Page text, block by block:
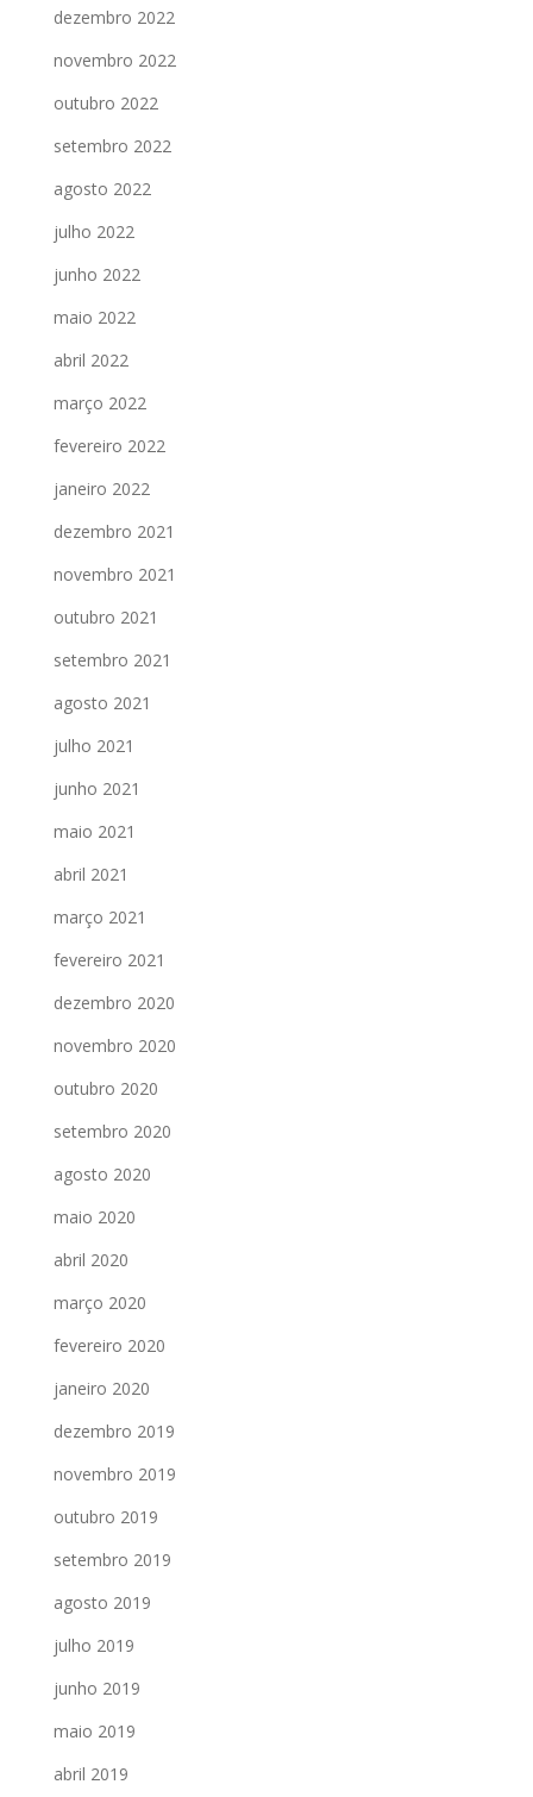
dezembro 2022
novembro 2022
outubro 2022
setembro 2022
agosto 2022
julho 2022
junho 2022
maio 2022
abril 2022
março 2022
fevereiro 2022
janeiro 2022
dezembro 2021
novembro 2021
outubro 2021
setembro 2021
agosto 2021
julho 2021
junho 2021
maio 2021
abril 2021
março 2021
fevereiro 2021
dezembro 2020
novembro 2020
outubro 2020
setembro 2020
agosto 2020
maio 2020
abril 2020
março 2020
fevereiro 2020
janeiro 2020
dezembro 2019
novembro 2019
outubro 2019
setembro 2019
agosto 2019
julho 2019
junho 2019
maio 2019
abril 2019